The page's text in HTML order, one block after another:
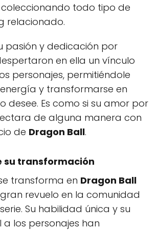
todo tipo de
relacionado.
pasión y dedicación por
en ella un vínculo
personajes, permitiéndole
y transformarse en
desee. Es como si su amor por
de alguna manera con
de Dragon Ball.
su transformación
transforma en Dragon Ball
revuelo en la comunidad
Su habilidad única y su
los personajes han